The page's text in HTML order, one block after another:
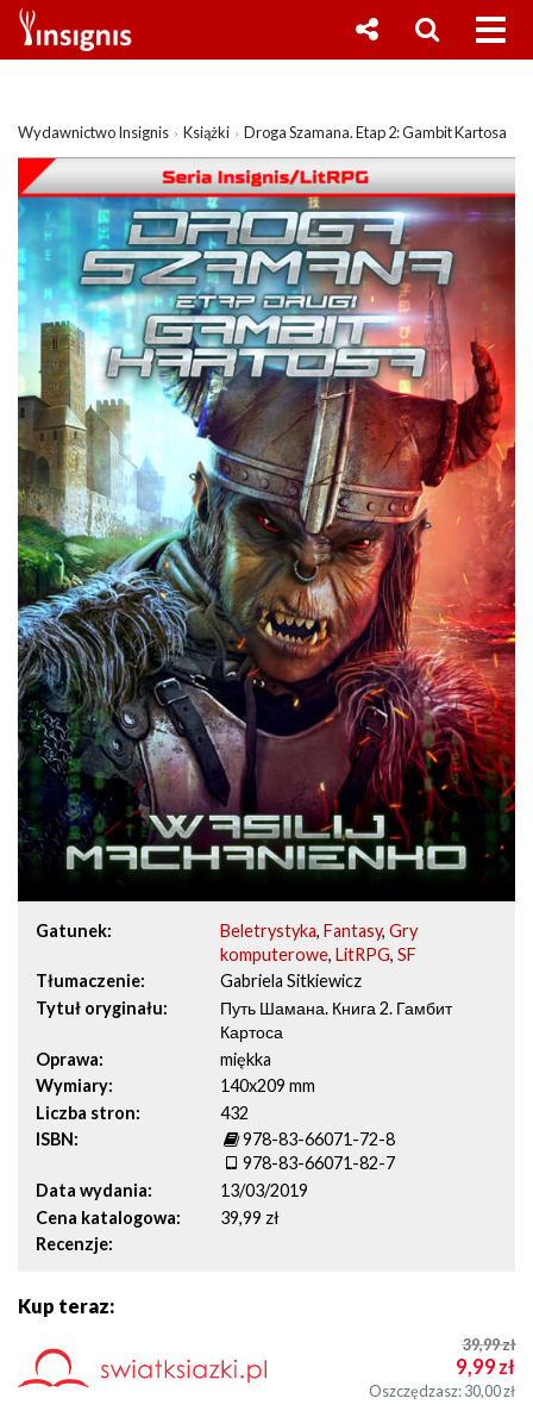
Wydawnictwo Insignis Książki Droga Szamana. Etap 2: Gambit Kartosa
Gatunek Beletrystyka,Fantasy,Gry
komputerowe,LitRPG,SF
Tłumaczenie
Gabriela Sitkiewicz
Tytuł oryginału
Путь Шамана. Книга 2. Гамбит
Картоса
Oprawa
miękka
Wymiary
140x209 mm
Liczba stron
432
ISBN
978-83-66071-72-8
978-83-66071-82-7
Data wydania
13/03/2019
Cena katalogowa
39,99 zł
Recenzje
Kup teraz:
39,99zł
9,99zł
Oszczędzasz: 30,00zł